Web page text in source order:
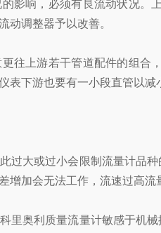
响，必须有良流动状况。
动调整器予以改善。
上游若干管道配件的组合
表下游也要有一小段直管以
大或过小会限制流量计品种
增加会无法工作，流速过高
奥利质量流量计敏感于机械